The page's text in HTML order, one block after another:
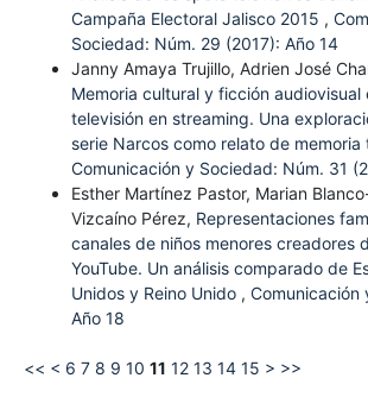
Campaña Electoral Jalisco 2015 ,
Sociedad: Núm. 29 (2017): Año 14
Janny Amaya Trujillo, Adrien José
Memoria cultural y ficción audiovisual
televisión en streaming. Una
serie Narcos como relato de memoria
Comunicación y Sociedad: Núm. 31
Esther Martínez Pastor, Marian
Vizcaíno Pérez, Representaciones
canales de niños menores creadores
YouTube. Un análisis comparado de
Unidos y Reino Unido , Comunicación
Año 18
<< < 6 7 8 9 10 11 12 13 14 15 > >>